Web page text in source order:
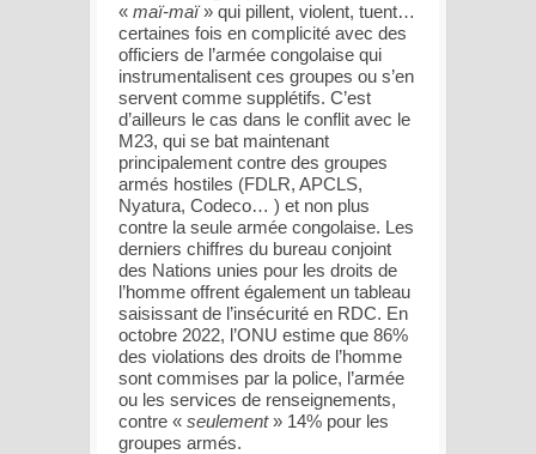
« maï-maï» qui pillent, violent, tuent…
certaines fois en complicité avec des
officiers de l’armée congolaise qui
instrumentalisent ces groupes ou s’en
servent comme supplétifs. C’est
d’ailleurs le cas dans le conflit avec le
M23, qui se bat maintenant
principalement contre des groupes
armés hostiles (FDLR, APCLS,
Nyatura, Codeco… ) et non plus
contre la seule armée congolaise. Les
derniers chiffres du bureau conjoint
des Nations unies pour les droits de
l’homme offrent également un tableau
saisissant de l’insécurité en RDC. En
octobre 2022, l’ONU estime que 86%
des violations des droits de l’homme
sont commises par la police, l’armée
ou les services de renseignements,
contre « seulement» 14% pour les
groupes armés.